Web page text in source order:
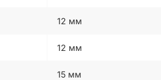
12 мм
12 мм
15 мм